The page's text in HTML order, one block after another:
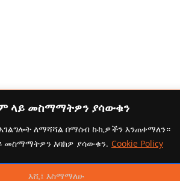
ላይ መስማማትዎን ያሳውቁን
ለማሻሻል በማሰብ ኩኪዎችን እንጠቀማለን።
እባክዎ ያሳውቁን. Cookie Policy
እሺ፤ እስማማለሁ